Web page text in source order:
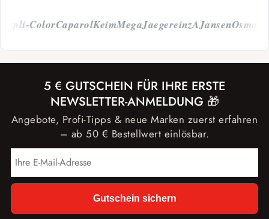
ColorCaparolKeimMegaJaegereinzAJansenOsmo
5 € GUTSCHEIN FÜR IHRE ERSTE
NEWSLETTER-ANMELDUNG 🎁
Angebote, Profi-Tipps & neue Marken zuerst erfahren
– ab 50 € Bestellwert einlösbar.
Gutschein sichern